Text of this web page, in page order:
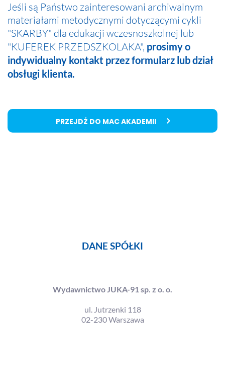
Jeśli są Państwo zainteresowani archiwalnym
materiałami metodycznymi dotyczącymi cykli
"SKARBY" dla edukacji wczesnoszkolnej lub
"KUFEREK PRZEDSZKOLAKA", prosimy o
indywidualny kontakt przez formularz lub dział
obsługi klienta.
PRZEJDŹ DO MAC AKADEMII
DANE SPÓŁKI
Wydawnictwo JUKA-91 sp. z o. o.
ul. Jutrzenki 118
02-230 Warszawa